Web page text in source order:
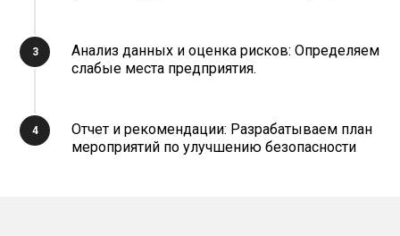
Анализ данных и оценка рисков: Определяем
слабые места предприятия.
Отчет и рекомендации: Разрабатываем план
мероприятий по улучшению безопасности